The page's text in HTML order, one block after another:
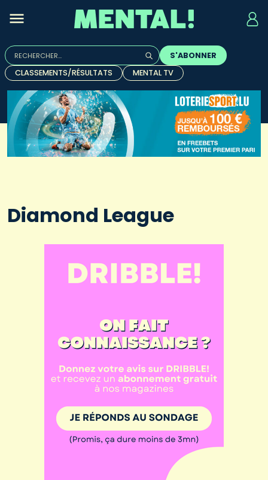
Rechercher :
Quand les résultats de l'auto-complétion sont
S'ABONNER
CLASSEMENTS/RÉSULTATS
MENTAL TV
Diamond League